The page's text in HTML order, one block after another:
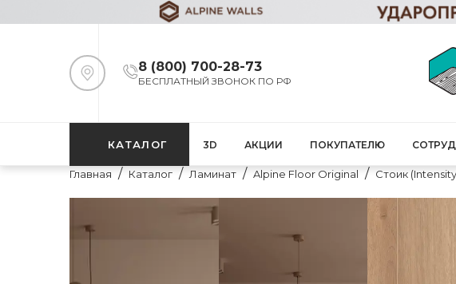
8 (800) 700-28-73
БЕСПЛАТНЫЙ ЗВОНОК ПО РФ
КАТАЛОГ 3D АКЦИИ ПОКУПАТЕЛЮ
Главная Каталог Ламинат Alpine Floor Original Стоик